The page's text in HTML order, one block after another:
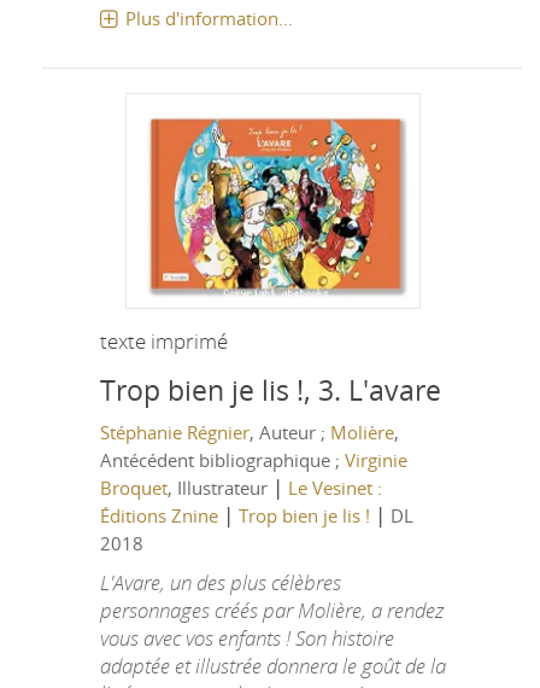
Plus d'information...
texte imprimé
Trop bien je lis !, 3. L'avare
Stéphanie Régnier, Auteur ; Molière,
Antécédent bibliographique ; Virginie
Broquet, Illustrateur | Le Vesinet :
Éditions Znine| Trop bien je lis ! | DL
2018
L'Avare, un des plus célèbres
personnages créés par Molière, a rendez
vous avec vos enfants ! Son histoire
adaptée et illustrée donnera le goût de la